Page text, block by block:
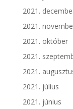
2021.
2021.
2021. október
2021.
2021.
2021. július
2021. június